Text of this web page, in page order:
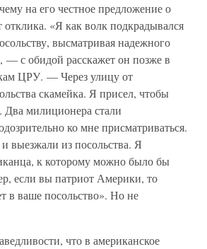
на его честное предложение о
отклика. «Я как волк подкрадывался
высматривая надежного
— с обидой расскажет он позже в
ЦРУ. — Через улицу от
скамейка. Я присел, чтобы
Два милиционера стали
ко мне присматриваться.
выезжали из посольства. Я
к которому можно было бы
если вы патриот Америки, то
в ваше посольство». Но не
что в американское